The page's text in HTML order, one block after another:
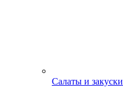
Салаты и закуски